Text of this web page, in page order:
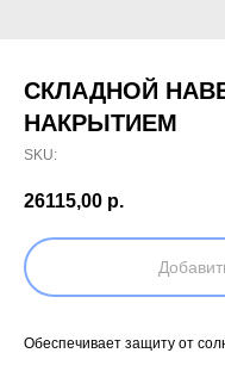
СКЛАДНОЙ
НАКРЫТИЕМ
SKU:
26115,00 р.
Обеспечивает защиту от